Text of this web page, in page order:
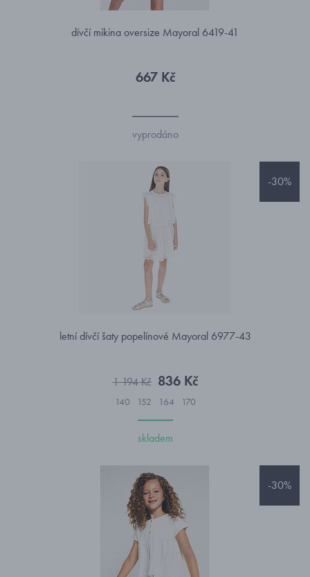
dívčí mikina oversize Mayoral 6419-41
667 Kč
vyprodáno
-30%
letní dívčí šaty popelínové Mayoral 6977-43
1 194 Kč 836 Kč
140 152 164 170
skladem
-30%